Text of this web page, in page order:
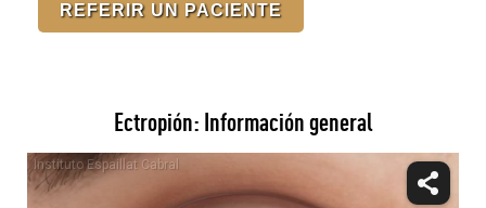
REFERIR UN PACIENTE
Ectropión: Información general